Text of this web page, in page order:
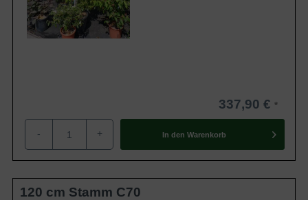
337,90 €
- + In den Warenkorb
120 cm Stamm C70